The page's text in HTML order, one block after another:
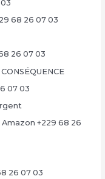
68 26 07 03
26 07 03
07 03
+229 68 26
26 07 03